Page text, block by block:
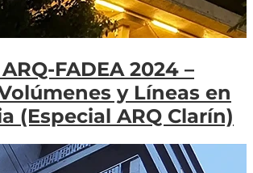
FADEA 2024 –
y Líneas en
(Especial ARQ Clarín)